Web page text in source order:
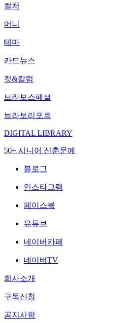
컬처
머니
테마
카드뉴스
컷&칼럼
브라보스페셜
브라보리포트
DIGITAL LIBRARY
50+ 시니어 신춘문예
블로그
인스타그램
페이스북
유튜브
네이버카페
네이버TV
회사소개
구독신청
공지사항